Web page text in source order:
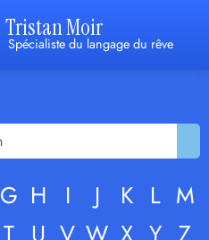
Tristan Moir
Spécialiste du langage du rêve
G H I J K L M